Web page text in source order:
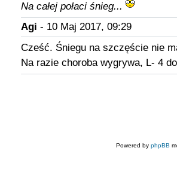
Na całej połaci śnieg...
Agi - 10 Maj 2017, 09:29
Cześć. Śniegu na szczęście nie
Na razie choroba wygrywa, L- 4
Powered by phpBB